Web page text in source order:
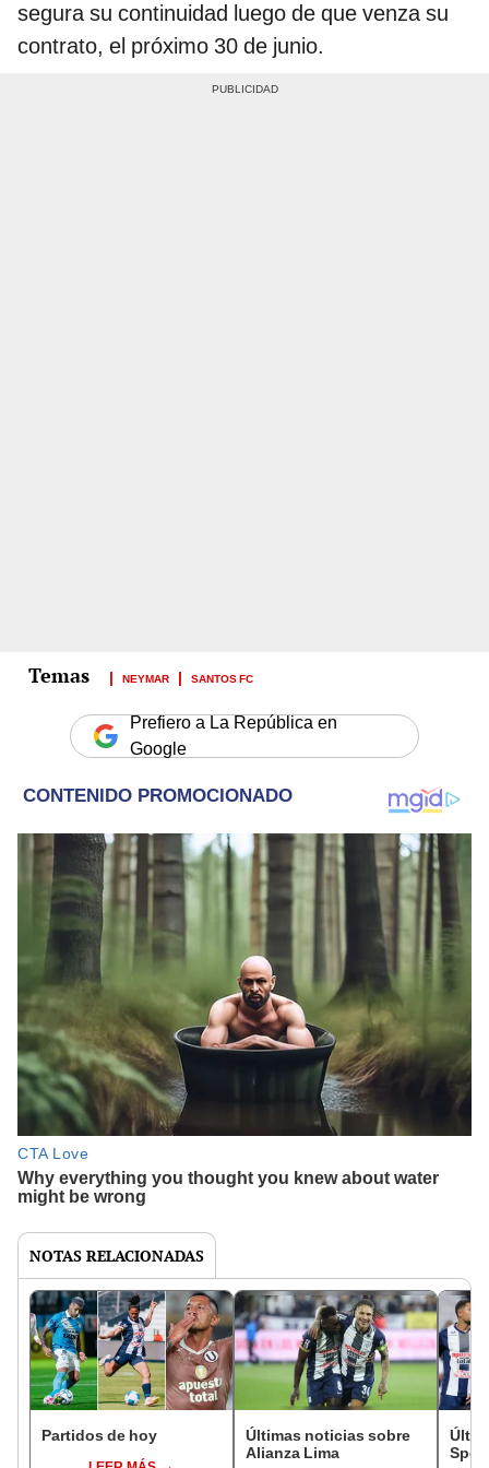
segura su continuidad luego de que venza su
contrato, el próximo 30 de junio.
NEYMAR SANTOS FC
Prefiero a La República en
Google
NOTAS RELACIONADAS
Partidos de hoy
Últimas noticias sobre
Alianza Lima